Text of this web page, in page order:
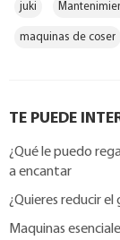
juki
maquinas de coser
TE PUEDE
¿Qué le puedo
a encantar
¿Quieres reducir el
Maquinas